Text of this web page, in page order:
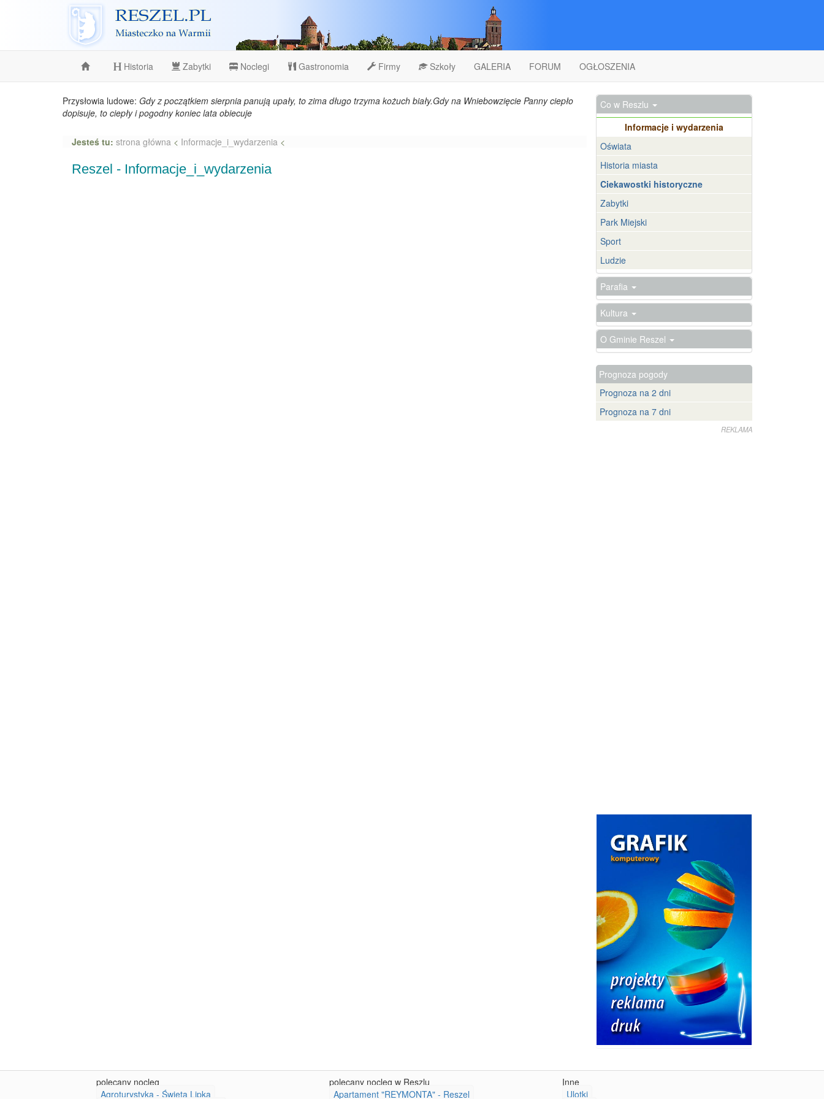
Reszel
Historia Zabytki Noclegi Gastronomia Firmy Szkoły GALERIA FORUM OGŁOSZENIA
Przysłowia ludowe: Gdy z początkiem sierpnia panują upały, to zima długo trzyma kożuch biały.Gdy na Wniebowzięcie Panny ciepło
dopisuje, to ciepły i pogodny koniec lata obiecuje
Jesteś tu: strona główna < Informacje_i_wydarzenia <
Reszel - Informacje_i_wydarzenia
Co w Reszlu
Informacje i wydarzenia
Oświata
Historia miasta
Ciekawostki historyczne
Zabytki
Park Miejski
Sport
Ludzie
Parafia
Kultura
O Gminie Reszel
Prognoza pogody
Prognoza na 2 dni
Prognoza na 7 dni
REKLAMA
polecany nocleg
Agroturystyka - Święta Lipka
polecany nocleg w Reszlu
Apartament "REYMONTA" - Reszel
Inne
Ulotki